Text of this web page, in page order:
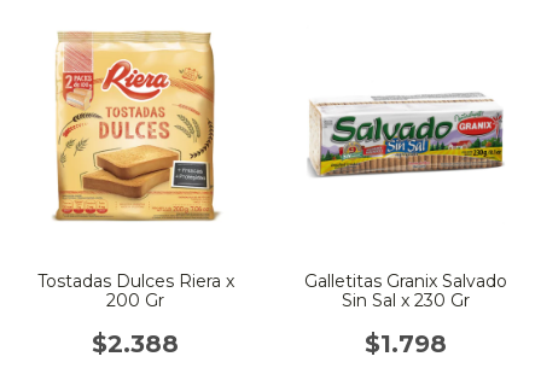
Tostadas Dulces Riera x
200 Gr
$2.388
Galletitas Granix Salvado
Sin Sal x 230 Gr
$1.798